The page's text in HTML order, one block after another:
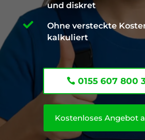
und diskret

Ohne versteckte
kalkuliert
0155 607 800
Kostenloses Angebot